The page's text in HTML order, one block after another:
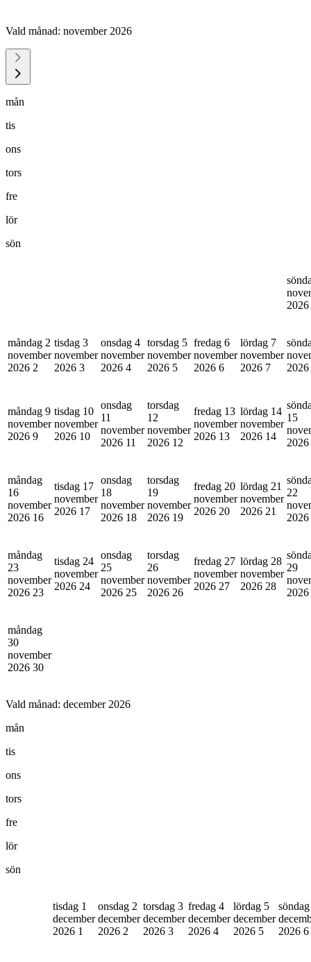
Vald månad: november 2026
mån
tis
ons
tors
fre
lör
sön
2026
måndag 2
november
2026 2
tisdag 3
november
2026 3
onsdag 4
november
2026 4
torsdag 5
november
2026 5
fredag 6
november
2026 6
lördag 7
november
2026 7
2026
måndag 9
november
2026 9
tisdag 10
november
2026 10
onsdag
11
november
2026 11
torsdag
12
november
2026 12
fredag 13
november
2026 13
lördag 14
november
2026 14
15
2026
måndag
16
november
2026 16
tisdag 17
november
2026 17
onsdag
18
november
2026 18
torsdag
19
november
2026 19
fredag 20
november
2026 20
lördag 21
november
2026 21
22
2026
måndag
23
november
2026 23
tisdag 24
november
2026 24
onsdag
25
november
2026 25
torsdag
26
november
2026 26
fredag 27
november
2026 27
lördag 28
november
2026 28
29
2026
måndag
30
november
2026 30
Vald månad: december 2026
mån
tis
ons
tors
fre
lör
sön
tisdag 1
december
2026 1
onsdag 2
december
2026 2
torsdag 3
december
2026 3
fredag 4
december
2026 4
lördag 5
december
2026 5
2026 6